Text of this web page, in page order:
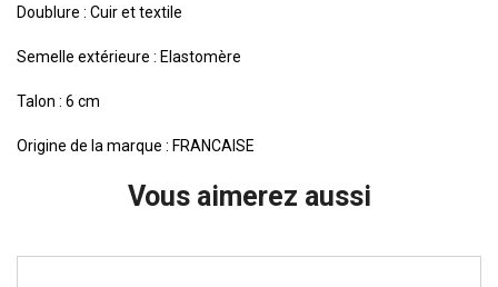
Doublure : Cuir et textile
Semelle extérieure : Elastomère
Talon : 6 cm
Origine de la marque : FRANCAISE
Vous aimerez aussi